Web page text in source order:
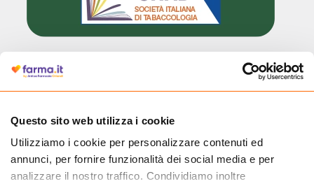
Questo sito web utilizza i cookie
Utilizziamo i cookie per personalizzare contenuti ed
annunci, per fornire funzionalità dei social media e per
analizzare il nostro traffico. Condividiamo inoltre
autorizzata dal Ministero della Salute a effettuare la vendita online di